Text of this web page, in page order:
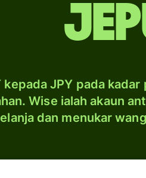
kepada JPY pada
Wise ialah akaun
dan menukar